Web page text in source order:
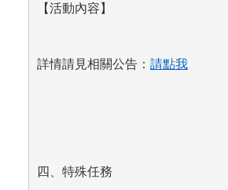
【活動內容】
詳情請見相關公告： 請點我
四、特殊任務